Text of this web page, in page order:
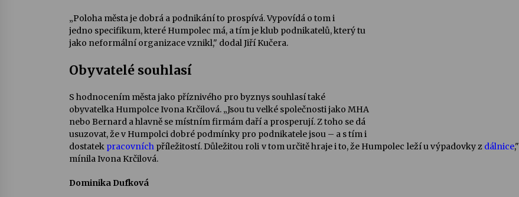
„Poloha města je dobrá a podnikání to prospívá. Vypovídá o tom i
jedno specifikum, které Humpolec má, a tím je klub podnikatelů, který tu
jako neformální organizace vznikl," dodal Jiří Kučera.
Obyvatelé souhlasí
S hodnocením města jako příznivého pro byznys souhlasí také
obyvatelka Humpolce Ivona Krčilová. „Jsou tu velké společnosti jako MHA
nebo Bernard a hlavně se místním firmám daří a prosperují. Z toho se dá
usuzovat, že v Humpolci dobré podmínky pro podnikatele jsou – a s tím i
dostatek pracovních příležitostí. Důležitou roli v tom určitě hraje i to, že Humpolec leží u výpadovky z dálnice,"
mínila Ivona Krčilová.
Dominika Dufková